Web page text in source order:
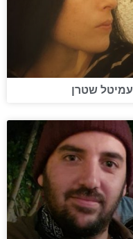
עמיטל שטרן